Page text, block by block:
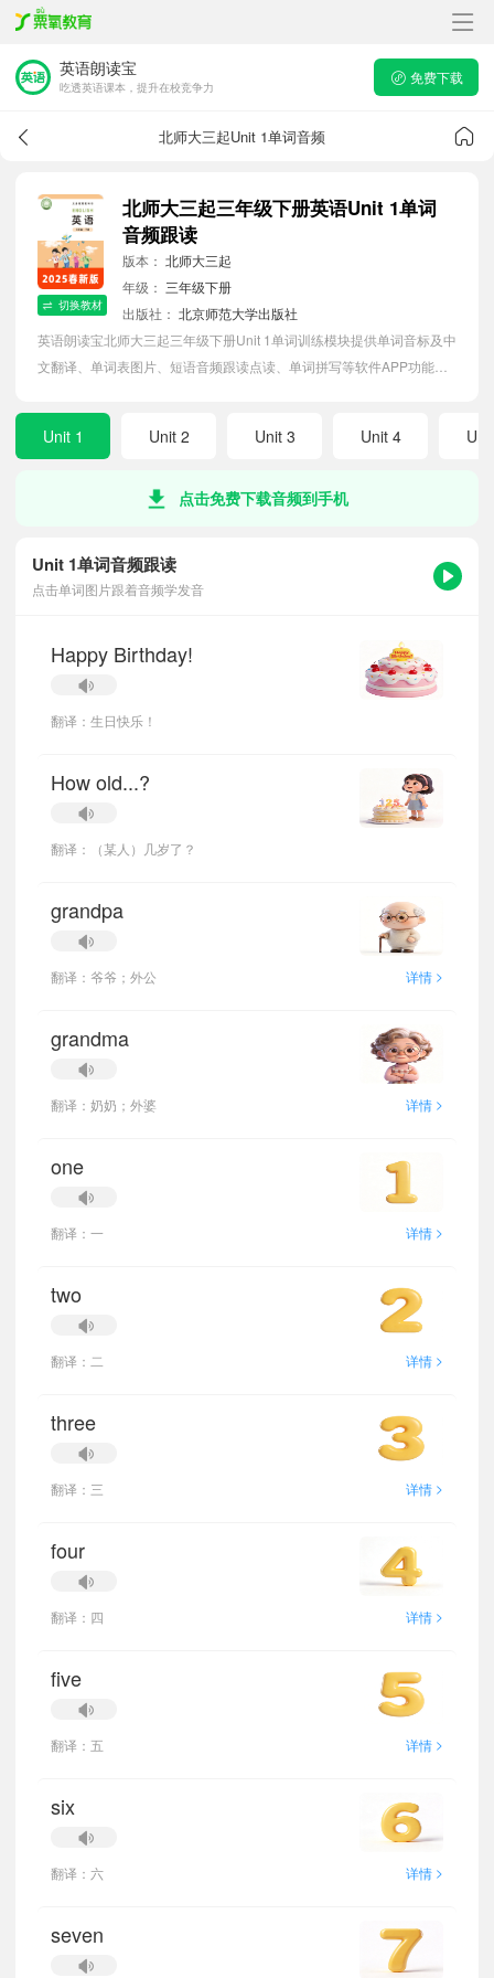
英语朗读宝
吃透英语课本，提升在校竞争力
免费下载
北师大三起Unit 1单词音频
切换教材
北师大三起三年级下册英语Unit 1单词
音频跟读
版本： 北师大三起
年级： 三年级下册
出版社： 北京师范大学出版社
英语朗读宝北师大三起三年级下册Unit 1单词训练模块提供单词音标及中
文翻译、单词表图片、短语音频跟读点读、单词拼写等软件APP功能，
力。
Unit 1 Unit 2 Unit 3 Unit 4
点击免费下载音频到手机
Unit 1单词音频跟读
点击单词图片跟着音频学发音
Happy Birthday!
翻译：生日快乐！
How old...?
翻译：（某人）几岁了？
grandpa
翻译：爷爷；外公 详情 >
grandma
翻译：奶奶；外婆 详情 >
one
翻译：一 详情 >
two
翻译：二 详情 >
three
翻译：三 详情 >
four
翻译：四 详情 >
five
翻译：五 详情 >
six
翻译：六 详情 >
seven